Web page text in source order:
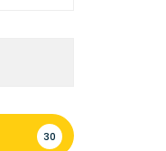
30